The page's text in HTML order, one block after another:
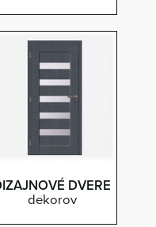
DVERE
dekorov